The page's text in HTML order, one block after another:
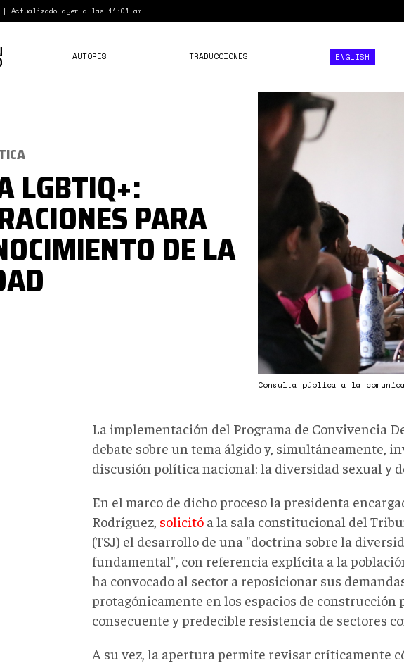
Actualizado ayer a las 11:01 am
AUTORES TRADUCCIONES ENGLISH
diversidad
política
Consulta pública a la
LGBTIQ+:
PARA
DE LA
La implementación del Programa de Convivencia
debate sobre un tema álgido y, simultáneamente,
discusión política nacional: la diversidad sexual y
En el marco de dicho proceso la presidenta
Rodríguez, solicitó a la sala constitucional del
(TSJ) el desarrollo de una "doctrina sobre la
fundamental", con referencia explícita a la
ha convocado al sector a reposicionar sus
protagónicamente en los espacios de construcción
consecuente y predecible resistencia de sectores
A su vez, la apertura permite revisar críticamente